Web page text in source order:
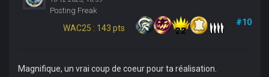
Posting Freak
WAC25 : 143 pts
#10
Magnifique, un vrai coup de coeur pour ta réalisation.